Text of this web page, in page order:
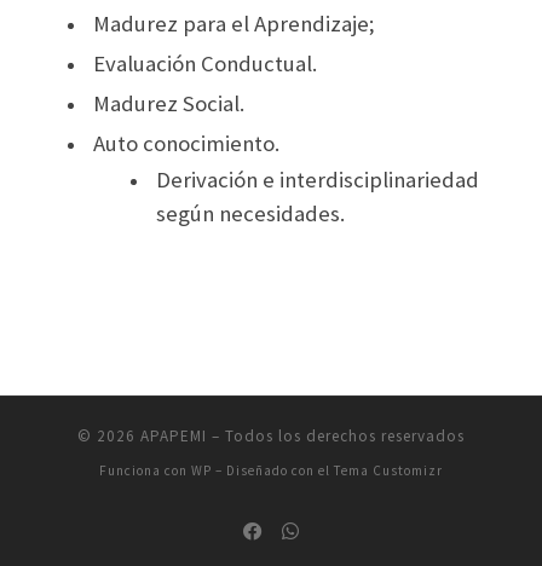
Madurez para el Aprendizaje;
Evaluación Conductual.
Madurez Social.
Auto conocimiento.
Derivación e interdisciplinariedad
según necesidades.
© 2026 APAPEMI – Todos los derechos reservados
Funciona con WP – Diseñado con el Tema Customizr